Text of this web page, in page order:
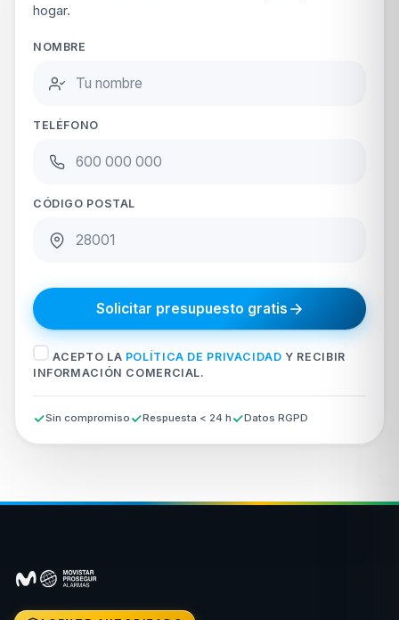
hogar.
NOMBRE
TELÉFONO
CÓDIGO POSTAL
Solicitar presupuesto gratis
ACEPTO LA POLÍTICA DE PRIVACIDAD Y RECIBIR
INFORMACIÓN COMERCIAL.
Sin compromiso Respuesta < 24 h Datos RGPD